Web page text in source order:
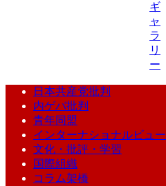
ギ
ャ
ラ
リ
ー
日本共産党批判
内ゲバ批判
青年同盟
インターナショナルビュー
文化・批評・学習
国際組織
コラム架橋